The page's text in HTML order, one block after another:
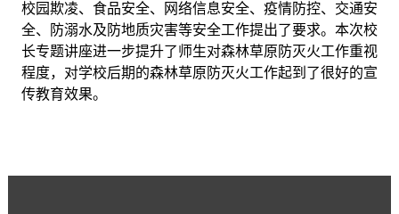
校园欺凌、食品安全、网络信息安全、疫情防控、交通安
全、防溺水及防地质灾害等安全工作提出了要求。本次校
长专题讲座进一步提升了师生对森林草原防灭火工作重视
程度，对学校后期的森林草原防灭火工作起到了很好的宣
传教育效果。